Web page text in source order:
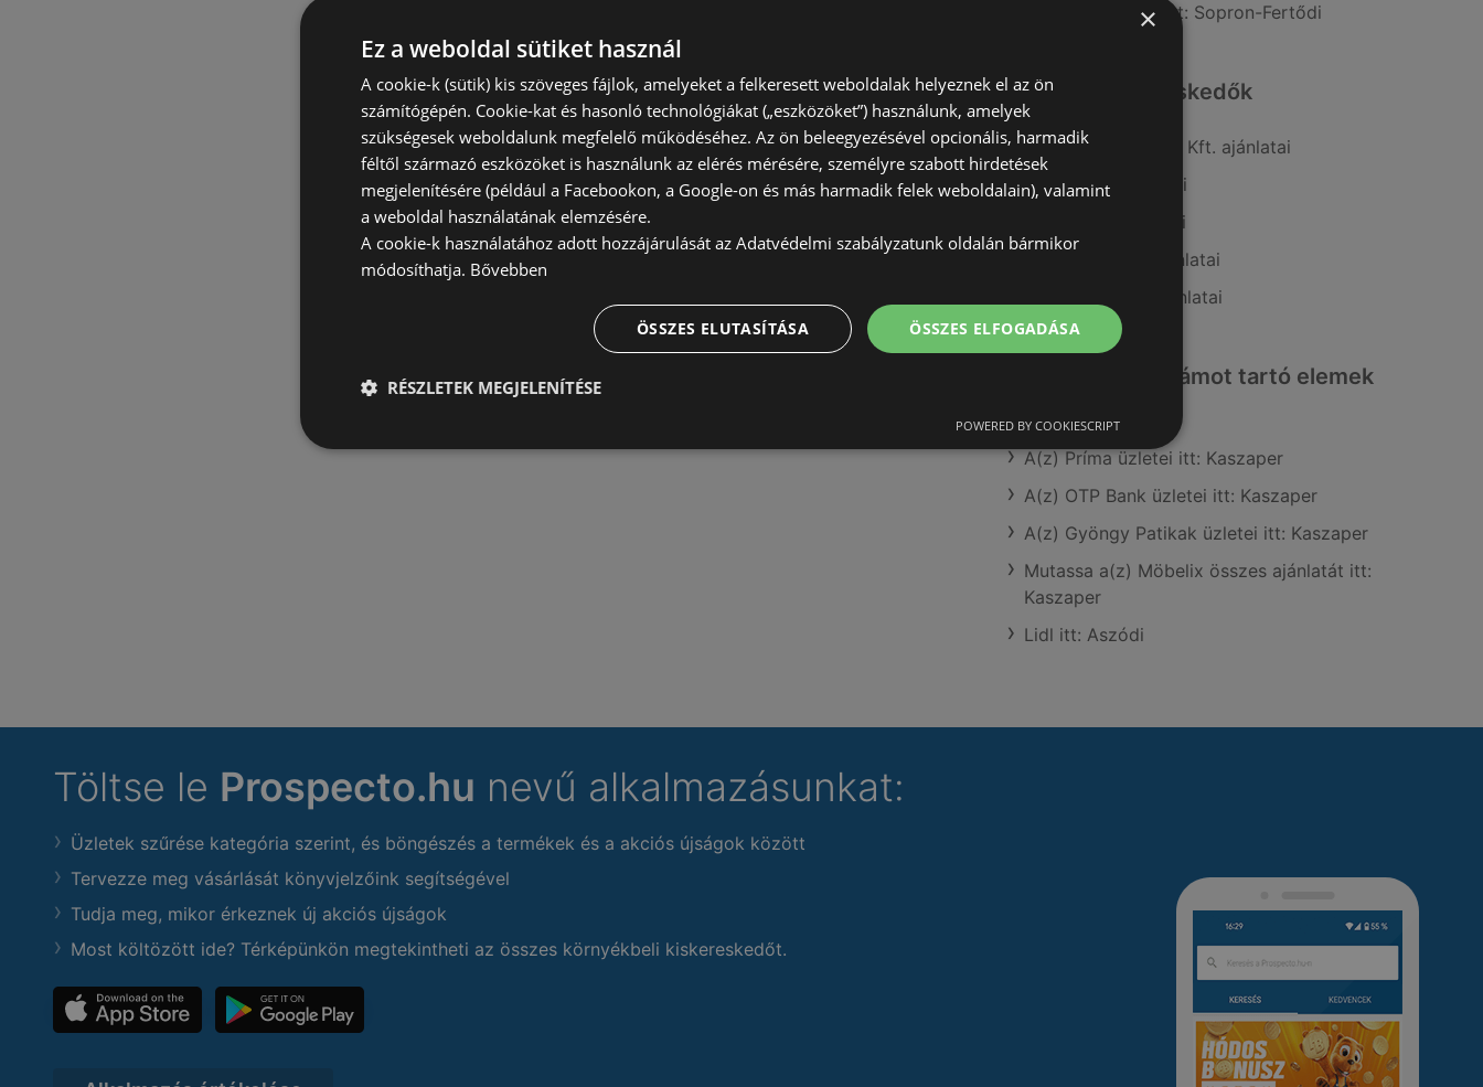
A(z) Reál üzletei itt: Sopron-Fertődi
Hasonló kiskereskedők
A(z) Penny-Market Kft. ajánlatai
A(z) Príma ajánlatai
A(z) Coop ajánlatai
A(z) AlphaZoo ajánlatai
A(z) Ecofamily ajánlatai
Érdeklődésre számot tartó elemek
A(z) Príma üzletei itt: Kaszaper
A(z) OTP Bank üzletei itt: Kaszaper
A(z) Gyöngy Patikak üzletei itt: Kaszaper
Mutassa a(z) Möbelix összes ajánlatát itt:
Kaszaper
Lidl itt: Aszódi
Töltse le Prospecto.hu nevű alkalmazásunkat:
Üzletek szűrése kategória szerint, és böngészés a termékek és a akciós újságok között
Tervezze meg vásárlását könyvjelzőink segítségével
Tudja meg, mikor érkeznek új akciós újságok
Most költözött ide? Térképünkön megtekintheti az összes környékbeli kiskereskedőt.
×
Ez a weboldal sütiket használ
A cookie-k (sütik) kis szöveges fájlok, amelyeket a felkeresett weboldalak helyeznek el az ön
számítógépén. Cookie-kat és hasonló technológiákat („eszközöket”) használunk, amelyek
szükségesek weboldalunk megfelelő működéséhez. Az ön beleegyezésével opcionális, harmadik
féltől származó eszközöket is használunk az elérés mérésére, személyre szabott hirdetések
megjelenítésére (például a Facebookon, a Google-on és más harmadik felek weboldalain), valamint
a weboldal használatának elemzésére.
A cookie-k használatához adott hozzájárulását az Adatvédelmi szabályzatunk oldalán bármikor
módosíthatja. Bővebben
ÖSSZES ELFOGADÁSA
ÖSSZES ELUTASÍTÁSA
RÉSZLETEK MEGJELENÍTÉSE
POWERED BY COOKIESCRIPT